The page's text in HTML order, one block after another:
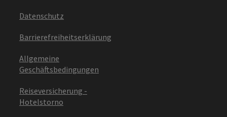
Datenschutz
Barrierefreiheitserklärung
Allgemeine
Geschäftsbedingungen
Reiseversicherung -
Hotelstorno